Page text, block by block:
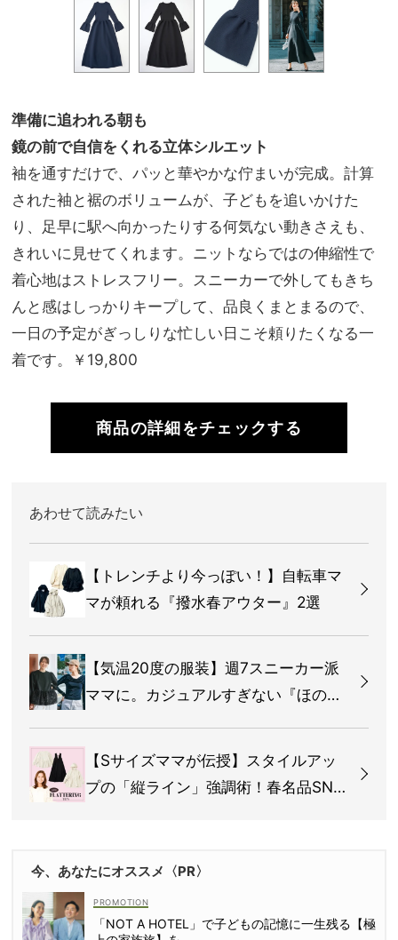
準備に追われる朝も
鏡の前で自信をくれる立体シルエット
袖を通すだけで、パッと華やかな佇まいが完成。計算
された袖と裾のボリュームが、子どもを追いかけた
り、足早に駅へ向かったりする何気ない動きさえも、
きれいに見せてくれます。ニットならではの伸縮性で
着心地はストレスフリー。スニーカーで外してもきち
んと感はしっかりキープして、品良くまとまるので、
一日の予定がぎっしりな忙しい日こそ頼りたくなる一
着です。￥19,800
商品の詳細をチェックする
あわせて読みたい
【トレンチより今っぽい！】自転車マ
マが頼れる『撥水春アウター』2選
【気温20度の服装】週7スニーカー派
ママに。カジュアルすぎない『ほの甘
【Sサイズママが伝授】スタイルアッ
プの「縦ライン」強調術！春名品SNA
今、あなたにオススメ〈PR〉
「NOT A HOTEL」で子どもの記憶に一生残る【極